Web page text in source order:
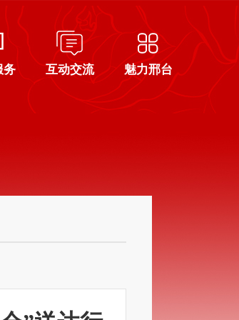
务 互动交流 魅力邢台